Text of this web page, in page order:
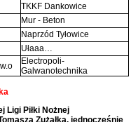
TKKF Dankowice
Mur - Beton
Naprzód Tyłowice
Ułaaa…
Electropoli-
Galwanotechnika
Ligi Piłki Nożnej
Zużałka, jednocześnie